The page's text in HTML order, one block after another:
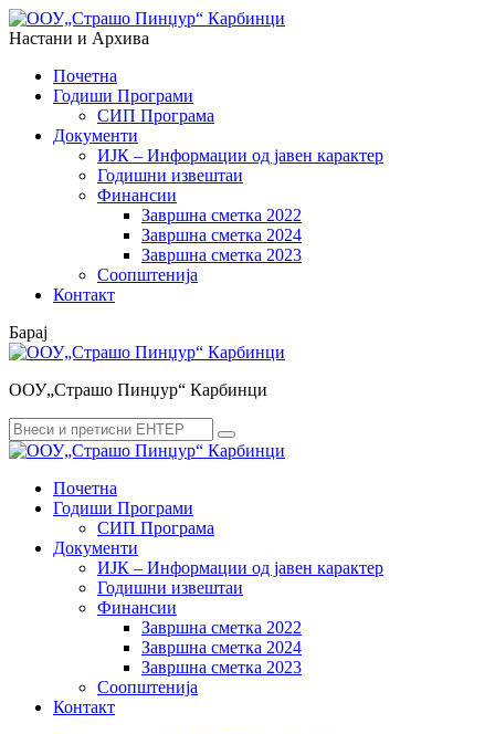
Menu
Search
Настани и Архива
Почетна
Годиши Програми
СИП Програма
Документи
ИЈК – Информации од јавен карактер
Годишни извештаи
Финансии
Завршна сметка 2022
Завршна сметка 2024
Завршна сметка 2023
Соопштенија
Контакт
Барај
ООУ„Страшо Пинџур“ Карбинци
Search
for:
Search
Почетна
Годиши Програми
СИП Програма
Документи
ИЈК – Информации од јавен карактер
Годишни извештаи
Финансии
Завршна сметка 2022
Завршна сметка 2024
Завршна сметка 2023
Соопштенија
Контакт